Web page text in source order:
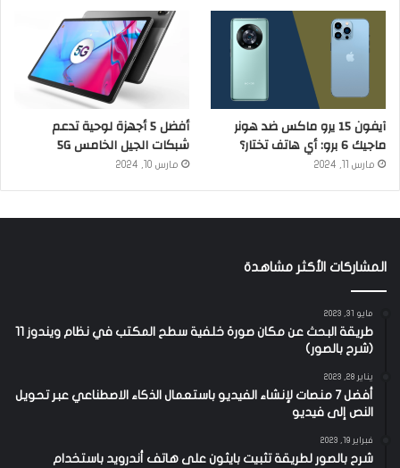
آيفون 15 يرو ماكس ضد هونر
ماجيك 6 برو: أي هاتف تختار؟
مارس 11, 2024
أفضل 5 أجهزة لوحية تدعم
شبكات الجيل الخامس 5G
مارس 10, 2024
المشاركات الأكثر مشاهدة
مايو 31, 2023
طريقة البحث عن مكان صورة خلفية سطح المكتب في نظام ويندوز 11
(شرح بالصور)
يناير 28, 2023
أفضل 7 منصات لإنشاء الفيديو باستعمال الذكاء الاصطناعي عبر تحويل
النص إلى فيديو
فبراير 19, 2023
شرح بالصور لطريقة تثبيت بايثون على هاتف أندرويد باستخدام